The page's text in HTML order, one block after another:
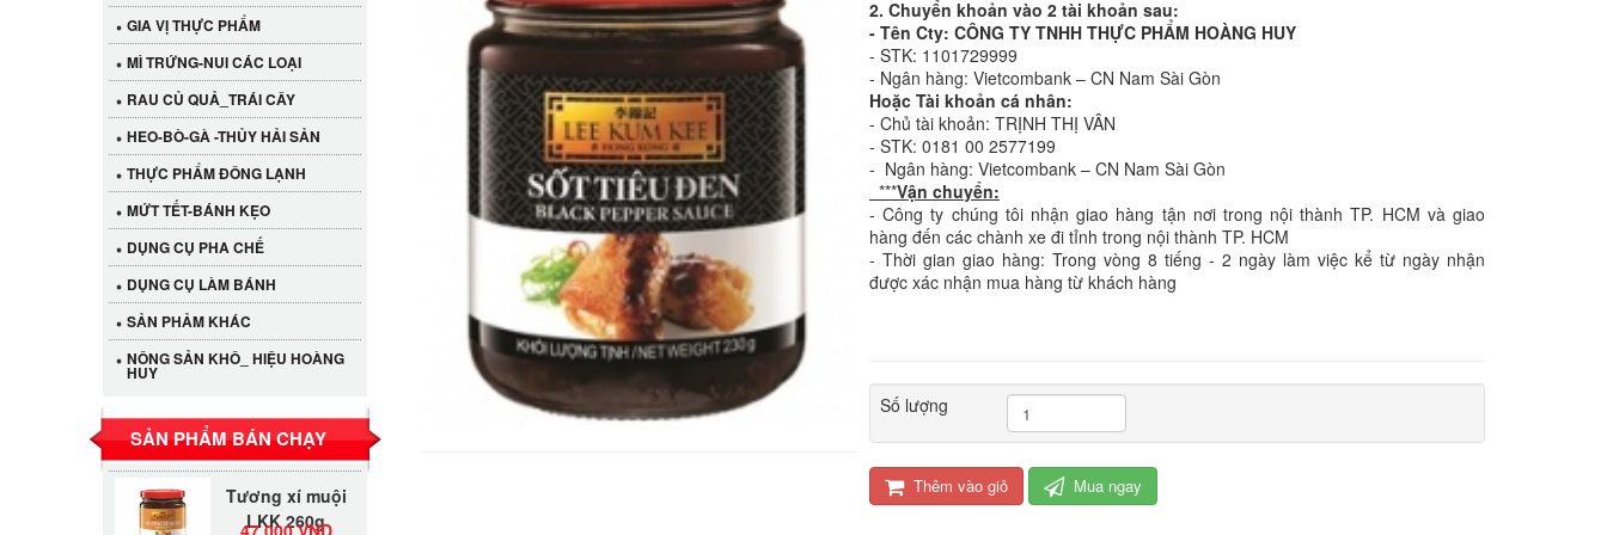
2. Chuyển khoản vào 2 tài khoản sau:
- Tên Cty: CÔNG TY TNHH THỰC PHẨM HOÀNG HUY
- STK: 1101729999
- Ngân hàng: Vietcombank – CN Nam Sài Gòn
Hoặc Tài khoản cá nhân:
- Chủ tài khoản: TRỊNH THỊ VÂN
- STK: 0181 00 2577199
- Ngân hàng: Vietcombank – CN Nam Sài Gòn
***Vận chuyển:
- Công ty chúng tôi nhận giao hàng tận nơi trong nội thành TP. HCM và giao
hàng đến các chành xe đi tỉnh trong nội thành TP. HCM
- Thời gian giao hàng: Trong vòng 8 tiếng - 2 ngày làm việc kể từ ngày nhận
được xác nhận mua hàng từ khách hàng
Số lượng
Thêm vào giỏ Mua ngay
GIA VỊ THỰC PHẨM
MÌ TRỨNG-NUI CÁC LOẠI
RAU CỦ QUẢ_TRÁI CÂY
HEO-BÒ-GÀ -THỦY HẢI SẢN
THỰC PHẨM ĐÔNG LẠNH
MỨT TẾT-BÁNH KẸO
DỤNG CỤ PHA CHẾ
DỤNG CỤ LÀM BÁNH
SẢN PHẢM KHÁC
NÔNG SẢN KHÔ_ HIỆU HOÀNG
HUY
SẢN PHẨM BÁN CHẠY
Cần Tây Đà Lạt
40.000 VND
LKK 260g
530.000 VND
Tương xí muội
LKK 260g
47.000 VND